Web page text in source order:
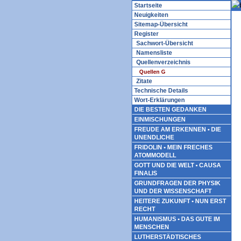
Startseite
Neuigkeiten
Sitemap-Übersicht
Register
Sachwort-Übersicht
Namensliste
Quellenverzeichnis
Quellen G
Zitate
Technische Details
Wort-Erklärungen
DIE BESTEN GEDANKEN
EINMISCHUNGEN
FREUDE AM ERKENNEN • DIE
UNENDLICHE
FRIDOLIN • MEIN FRECHES
ATOMMODELL
GOTT UND DIE WELT • CAUSA
FINALIS
GRUNDFRAGEN DER PHYSIK
UND DER WISSENSCHAFT
HEITERE ZUKUNFT • NUN ERST
RECHT
HUMANISMUS • DAS GUTE IM
MENSCHEN
LUTHERSTÄDTISCHES